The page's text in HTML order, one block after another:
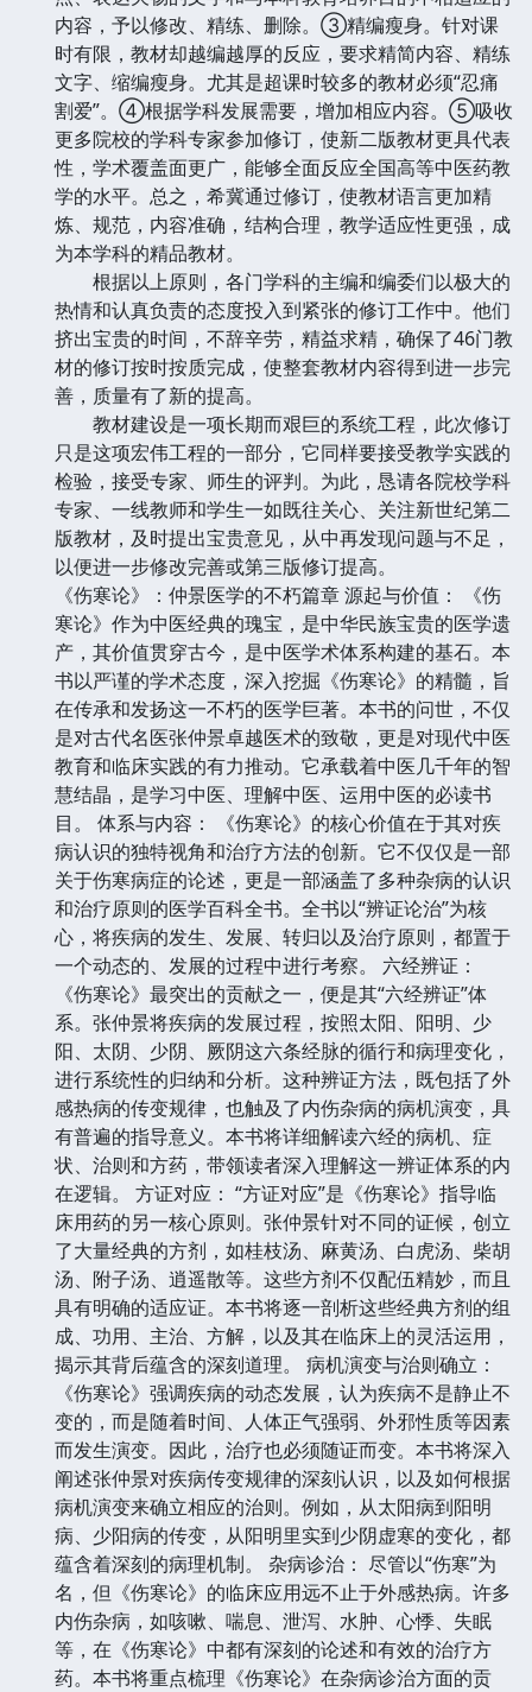
内容，予以修改、精练、删除。③精编瘦身。针对课
时有限，教材却越编越厚的反应，要求精简内容、精练
文字、缩编瘦身。尤其是超课时较多的教材必须“忍痛
割爱”。④根据学科发展需要，增加相应内容。⑤吸收
更多院校的学科专家参加修订，使新二版教材更具代表
性，学术覆盖面更广，能够全面反应全国高等中医药教
学的水平。总之，希冀通过修订，使教材语言更加精
炼、规范，内容准确，结构合理，教学适应性更强，成
为本学科的精品教材。
根据以上原则，各门学科的主编和编委们以极大的
热情和认真负责的态度投入到紧张的修订工作中。他们
挤出宝贵的时间，不辞辛劳，精益求精，确保了46门教
材的修订按时按质完成，使整套教材内容得到进一步完
善，质量有了新的提高。
教材建设是一项长期而艰巨的系统工程，此次修订
只是这项宏伟工程的一部分，它同样要接受教学实践的
检验，接受专家、师生的评判。为此，恳请各院校学科
专家、一线教师和学生一如既往关心、关注新世纪第二
版教材，及时提出宝贵意见，从中再发现问题与不足，
以便进一步修改完善或第三版修订提高。
《伤寒论》：仲景医学的不朽篇章 源起与价值： 《伤
寒论》作为中医经典的瑰宝，是中华民族宝贵的医学遗
产，其价值贯穿古今，是中医学术体系构建的基石。本
书以严谨的学术态度，深入挖掘《伤寒论》的精髓，旨
在传承和发扬这一不朽的医学巨著。本书的问世，不仅
是对古代名医张仲景卓越医术的致敬，更是对现代中医
教育和临床实践的有力推动。它承载着中医几千年的智
慧结晶，是学习中医、理解中医、运用中医的必读书
目。 体系与内容： 《伤寒论》的核心价值在于其对疾
病认识的独特视角和治疗方法的创新。它不仅仅是一部
关于伤寒病症的论述，更是一部涵盖了多种杂病的认识
和治疗原则的医学百科全书。全书以“辨证论治”为核
心，将疾病的发生、发展、转归以及治疗原则，都置于
一个动态的、发展的过程中进行考察。 六经辨证：
《伤寒论》最突出的贡献之一，便是其“六经辨证”体
系。张仲景将疾病的发展过程，按照太阳、阳明、少
阳、太阴、少阴、厥阴这六条经脉的循行和病理变化，
进行系统性的归纳和分析。这种辨证方法，既包括了外
感热病的传变规律，也触及了内伤杂病的病机演变，具
有普遍的指导意义。本书将详细解读六经的病机、症
状、治则和方药，带领读者深入理解这一辨证体系的内
在逻辑。 方证对应： “方证对应”是《伤寒论》指导临
床用药的另一核心原则。张仲景针对不同的证候，创立
了大量经典的方剂，如桂枝汤、麻黄汤、白虎汤、柴胡
汤、附子汤、逍遥散等。这些方剂不仅配伍精妙，而且
具有明确的适应证。本书将逐一剖析这些经典方剂的组
成、功用、主治、方解，以及其在临床上的灵活运用，
揭示其背后蕴含的深刻道理。 病机演变与治则确立：
《伤寒论》强调疾病的动态发展，认为疾病不是静止不
变的，而是随着时间、人体正气强弱、外邪性质等因素
而发生演变。因此，治疗也必须随证而变。本书将深入
阐述张仲景对疾病传变规律的深刻认识，以及如何根据
病机演变来确立相应的治则。例如，从太阳病到阳明
病、少阳病的传变，从阳明里实到少阴虚寒的变化，都
蕴含着深刻的病理机制。 杂病诊治： 尽管以“伤寒”为
名，但《伤寒论》的临床应用远不止于外感热病。许多
内伤杂病，如咳嗽、喘息、泄泻、水肿、心悸、失眠
等，在《伤寒论》中都有深刻的论述和有效的治疗方
药。本书将重点梳理《伤寒论》在杂病诊治方面的贡